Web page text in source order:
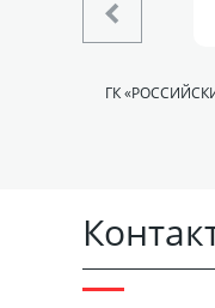
ГК